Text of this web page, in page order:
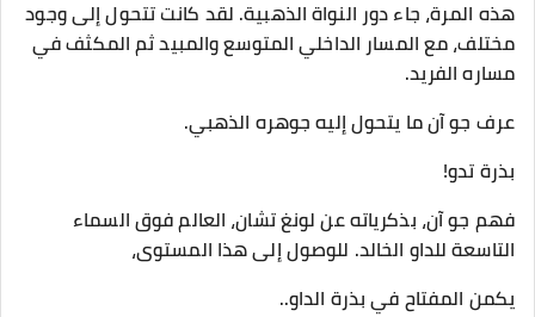
هذه المرة، جاء دور النواة الذهبية. لقد كانت تتحول إلى وجود
مختلف، مع المسار الداخلي المتوسع والمبيد ثم المكثف في
مساره الفريد.
عرف جو آن ما يتحول إليه جوهره الذهبي.
بذرة تدو!
فهم جو آن، بذكرياته عن لونغ تشان، العالم فوق السماء
التاسعة للداو الخالد. للوصول إلى هذا المستوى،
يكمن المفتاح في بذرة الداو..